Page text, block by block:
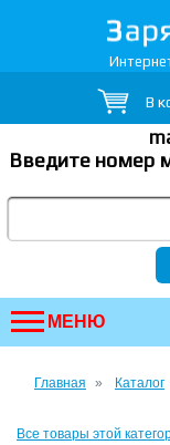
В
Введите номер
МЕНЮ
Главная Каталог
Все товары этой